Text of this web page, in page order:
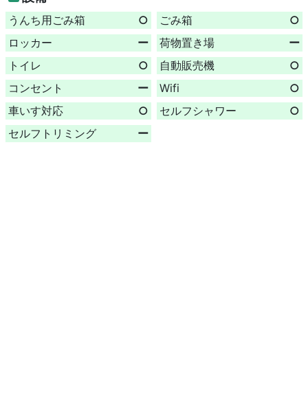
うんち用ごみ箱 ○ ごみ箱
○
ロッカー
ー 荷物置き場
ー
トイレ
○ 自動販売機
○
コンセント
ー Wifi
○
車いす対応
○ セルフシャワー
○
セルフトリミング
ー